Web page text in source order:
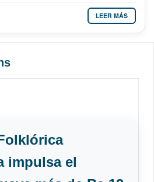
LEER MÁS
impulsa el